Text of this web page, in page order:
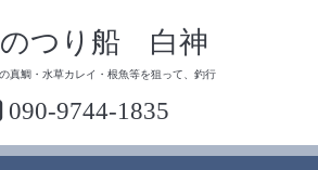
つり船 白神
真鯛・水草カレイ・根魚等を狙って、釣行
090-9744-1835